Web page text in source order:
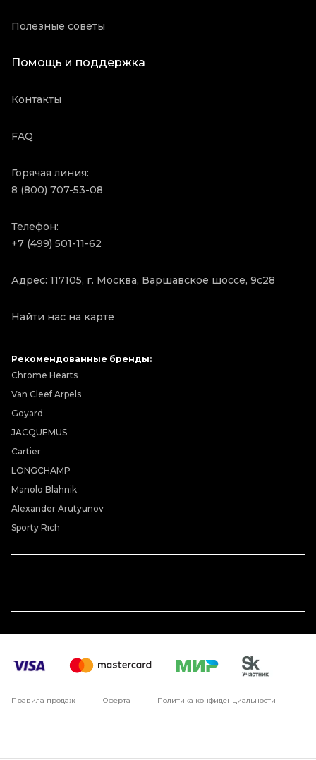
Полезные советы
Помощь и поддержка
Контакты
FAQ
Горячая линия:
8 (800) 707-53-08
Телефон:
+7 (499) 501-11-62
Адрес: 117105, г. Москва, Варшавское шоссе, 9с28
Найти нас на карте
Рекомендованные бренды:
Chrome Hearts
Van Cleef Arpels
Goyard
JACQUEMUS
Cartier
LONGCHAMP
Manolo Blahnik
Alexander Arutyunov
Sporty Rich
Правила продаж Оферта Политика конфиденциальности